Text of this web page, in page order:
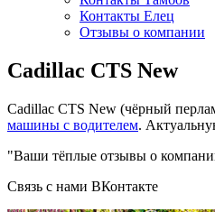
Контакты Елец
Отзывы о компании
Cadillac CTS New
Cadillac CTS New (чёрный
машины с водителем.
"Ваши тёплые отзывы о
Связь с нами ВКонтакте